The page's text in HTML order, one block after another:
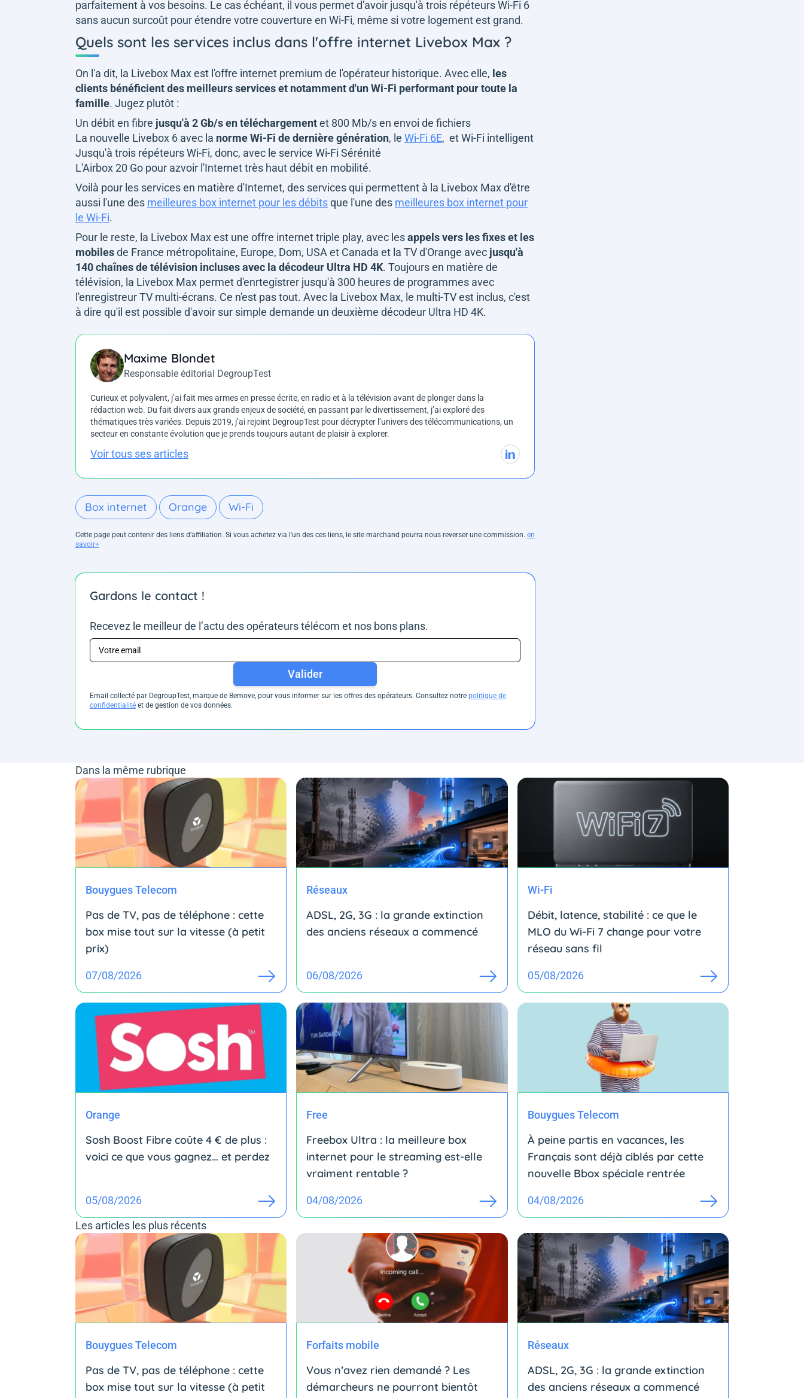
parfaitement à vos besoins. Le cas échéant, il vous permet d'avoir jusqu'à trois répéteurs Wi-Fi 6
sans aucun surcoût pour étendre votre couverture en Wi-Fi, même si votre logement est grand.
Quels sont les services inclus dans l'offre internet Livebox Max ?
On l'a dit, la Livebox Max est l'offre internet premium de l'opérateur historique. Avec elle, les
clients bénéficient des meilleurs services et notamment d'un Wi-Fi performant pour toute la
famille. Jugez plutôt :
Un débit en fibre jusqu'à 2 Gb/s en téléchargementet 800 Mb/s en envoi de fichiers
La nouvelle Livebox 6 avec la norme Wi-Fi de dernière génération, le Wi-Fi 6E, et Wi-Fi intelligent
Jusqu'à trois répéteurs Wi-Fi, donc, avec le service Wi-Fi Sérénité
L'Airbox 20 Go pour azvoir l'Internet très haut débit en mobilité.
Voilà pour les services en matière d'Internet, des services qui permettent à la Livebox Max d'être
aussi l'une des meilleures box internet pour les débitsque l'une des meilleures box internet pour
le Wi-Fi.
Pour le reste, la Livebox Max est une offre internet triple play, avec lesappels vers les fixes et les
mobilesde France métropolitaine, Europe, Dom, USA et Canada et la TV d'Orange avec jusqu'à
140 chaînes de télévision incluses avec la décodeur Ultra HD 4K. Toujours en matière de
télévision, la Livebox Max permet d'enrtegistrer jusqu'à 300 heures de programmes avec
l'enregistreur TV multi-écrans. Ce n'est pas tout. Avec la Livebox Max, le multi-TV est inclus, c'est
à dire qu'il est possible d'avoir sur simple demande un deuxième décodeur Ultra HD 4K.
Maxime Blondet
Responsable éditorial DegroupTest
Curieux et polyvalent, j’ai fait mes armes en presse écrite, en radio et à la télévision avant de plonger dans la
rédaction web. Du fait divers aux grands enjeux de société, en passant par le divertissement, j’ai exploré des
thématiques très variées. Depuis 2019, j’ai rejoint DegroupTest pour décrypter l’univers des télécommunications, un
secteur en constante évolution que je prends toujours autant de plaisir à explorer.
Voir tous ses articles
Box internet Orange Wi-Fi
Cette page peut contenir des liens d’affiliation. Si vous achetez via l'un des ces liens, le site marchand pourra nous reverser une commission. en
savoir+
Gardons le contact !
Recevez le meilleur de l’actu des opérateurs télécom et nos bons plans.
Valider
Email collecté par DegroupTest, marque de Bemove, pour vous informer sur les offres des opérateurs. Consultez notre politique de
confidentialité et de gestion de vos données.
Dans la même rubrique
Bouygues Telecom
Pas de TV, pas de téléphone : cette
box mise tout sur la vitesse (à petit
prix)
07/08/2026
Réseaux
ADSL, 2G, 3G : la grande extinction
des anciens réseaux a commencé
06/08/2026
Wi-Fi
Débit, latence, stabilité : ce que le
MLO du Wi-Fi 7 change pour votre
réseau sans fil
05/08/2026
Orange
Sosh Boost Fibre coûte 4 € de plus :
voici ce que vous gagnez… et perdez
05/08/2026
Free
Freebox Ultra : la meilleure box
internet pour le streaming est-elle
vraiment rentable ?
04/08/2026
Bouygues Telecom
À peine partis en vacances, les
Français sont déjà ciblés par cette
nouvelle Bbox spéciale rentrée
04/08/2026
Les articles les plus récents
Bouygues Telecom
Pas de TV, pas de téléphone : cette
box mise tout sur la vitesse (à petit
Forfaits mobile
Vous n’avez rien demandé ? Les
démarcheurs ne pourront bientôt
Réseaux
ADSL, 2G, 3G : la grande extinction
des anciens réseaux a commencé